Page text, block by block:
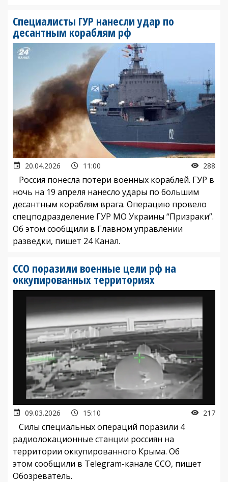
Специалисты ГУР нанесли удар по
десантным кораблям рф
20.04.2026 11:00 288
Россия понесла потери военных кораблей. ГУР в
ночь на 19 апреля нанесло удары по большим
десантным кораблям врага. Операцию провело
спецподразделение ГУР МО Украины “Призраки”.
Об этом сообщили в Главном управлении
разведки, пишет 24 Канал.
ССО поразили военные цели рф на
оккупированных территориях
09.03.2026 15:10 217
Силы специальных операций поразили 4
радиолокационные станции россиян на
территории оккупированного Крыма. Об
этом сообщили в Telegram-канале ССО, пишет
Обозреватель.